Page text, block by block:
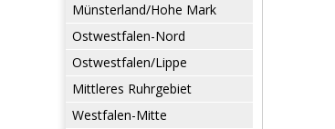
Münsterland/Hohe Mark
Ostwestfalen-Nord
Ostwestfalen/Lippe
Mittleres Ruhrgebiet
Westfalen-Mitte